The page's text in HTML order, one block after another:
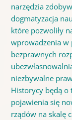
narzędzia
dogmatyzacja
które pozwoliły
wprowadzenia w
bezprawnych
niezbywalne
Historycy będą o
pojawienia się
rządów na skalę